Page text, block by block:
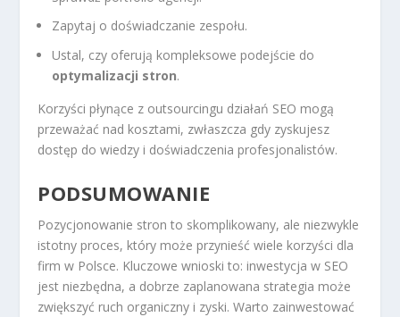
Zapytaj o doświadczanie zespołu.
Ustal, czy oferują kompleksowe podejście do
optymalizacji stron.
Korzyści płynące z outsourcingu działań SEO mogą
przeważać nad kosztami, zwłaszcza gdy zyskujesz
dostęp do wiedzy i doświadczenia profesjonalistów.
PODSUMOWANIE
Pozycjonowanie stron to skomplikowany, ale niezwykle
istotny proces, który może przynieść wiele korzyści dla
firm w Polsce. Kluczowe wnioski to: inwestycja w SEO
jest niezbędna, a dobrze zaplanowana strategia może
zwiększyć ruch organiczny i zyski. Warto zainwestować